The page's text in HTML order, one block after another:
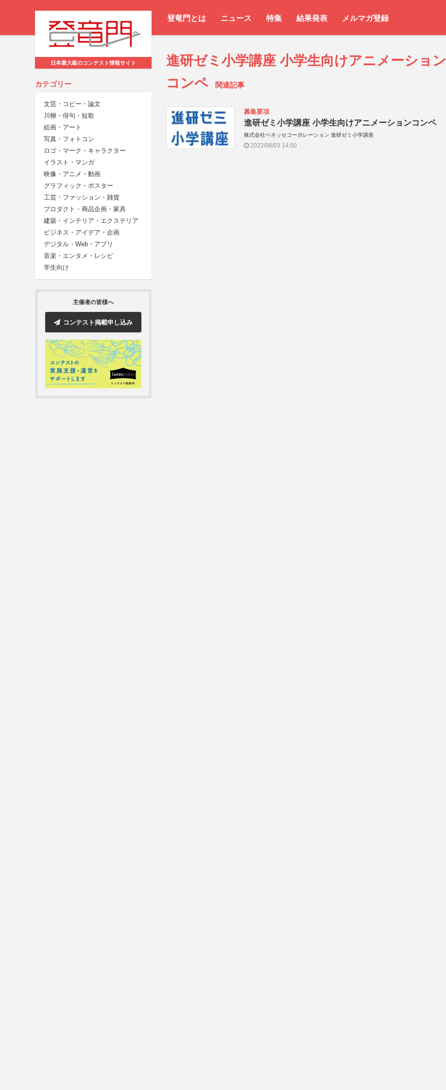
登竜門とは ニュース 特集 結果発表 メルマガ登録
日本最大級のコンテスト情報サイト
カテゴリー
文芸・コピー・論文
川柳・俳句・短歌
絵画・アート
写真・フォトコン
ロゴ・マーク・キャラクター
イラスト・マンガ
映像・アニメ・動画
グラフィック・ポスター
工芸・ファッション・雑貨
プロダクト・商品企画・家具
建築・インテリア・エクステリア
ビジネス・アイデア・企画
デジタル・Web・アプリ
音楽・エンタメ・レシピ
学生向け
主催者の皆様へ
コンテスト掲載申し込み
進研ゼミ小学講座 小学生向けアニメーション
コンペ
関連記事
募集要項
進研ゼミ小学講座 小学生向けアニメーションコンペ
株式会社ベネッセコーポレーション 進研ゼミ小学講座
2022/08/03 14:00